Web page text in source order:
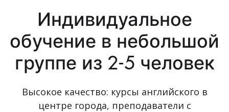
Индивидуальное
обучение в небольшой
группе из 2-5 человек
Высокое качество: курсы английского в
центре города, преподаватели с